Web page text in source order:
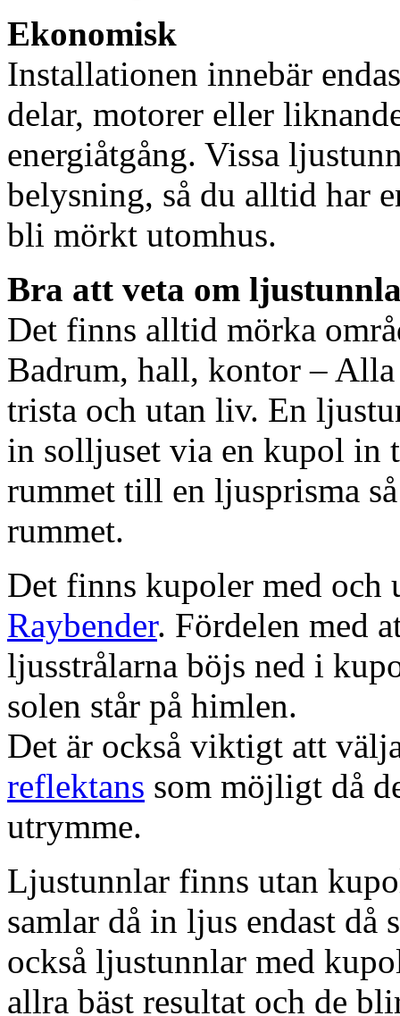
Ekonomisk
Installationen innebär
delar, motorer eller
energiåtgång. Vissa
belysning, så du alltid har
bli mörkt utomhus.
Bra att veta om
Det finns alltid mörka
Badrum, hall, kontor – Alla
trista och utan liv. En
in solljuset via en kupol in
rummet till en ljusprisma
rummet.
Det finns kupoler med och
Raybender. Fördelen med
ljusstrålarna böjs ned i
solen står på himlen.
Det är också viktigt att
reflektans som möjligt då
utrymme.
Ljustunnlar finns utan
samlar då in ljus endast då
också ljustunnlar med
allra bäst resultat och de